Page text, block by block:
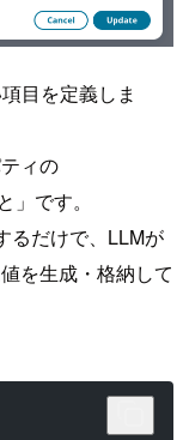
目を定義しま
ィの
です。
るだけで、LLMが
を生成・格納して